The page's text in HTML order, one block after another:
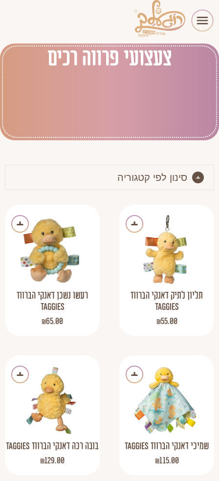
צעצועי פרווה רכים
סינון לפי קטגוריה
₪55.00
תליון לתיק דאנקי הברווז
TAGGIES
₪65.00
רעשו נשכן דאנקי הברווז
TAGGIES
₪115.00
שמיכי דאנקי הברווז TAGGIES
₪129.00
בובה רכה דאנקי הברווז TAGGIES